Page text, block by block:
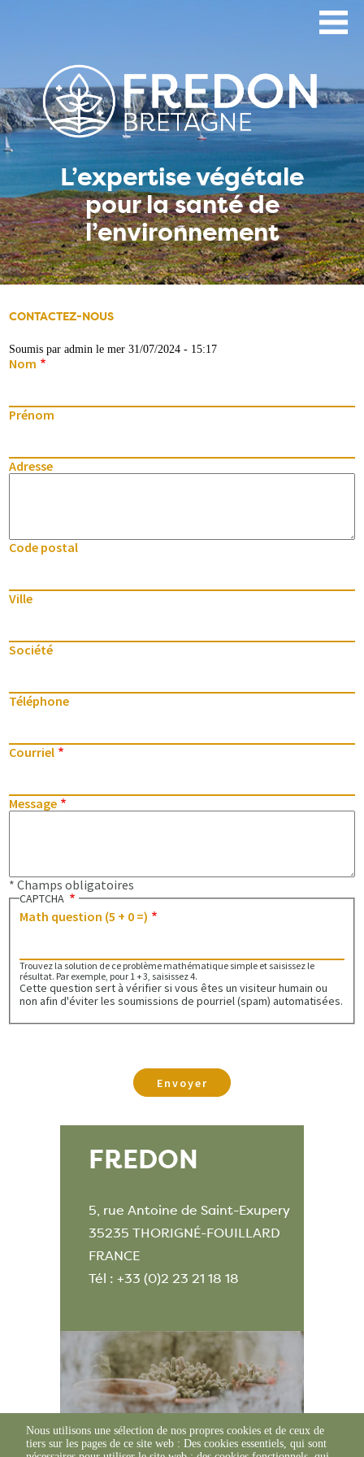
L’expertise végétale
pour la santé de
l’environnement
CONTACTEZ-NOUS
Soumis paradmin lemer 31/07/2024 - 15:17
Nom
Prénom
Adresse
Code postal
Ville
Société
Téléphone
Courriel
Message
* Champs obligatoires
CAPTCHA
Math question (5 + 0 =)
Trouvez la solution de ce problème mathématique simple et saisissez le
résultat. Par exemple, pour 1 + 3, saisissez 4.
Cette question sert à vérifier si vous êtes un visiteur humain ou
non afin d'éviter les soumissions de pourriel (spam) automatisées.
FREDON
5, rue Antoine de Saint-Exupery
35235 THORIGNÉ-FOUILLARD
FRANCE
Tél : +33 (0)2 23 21 18 18
Nous utilisons une sélection de nos propres cookies et de ceux de
tiers sur les pages de ce site web : Des cookies essentiels, qui sont